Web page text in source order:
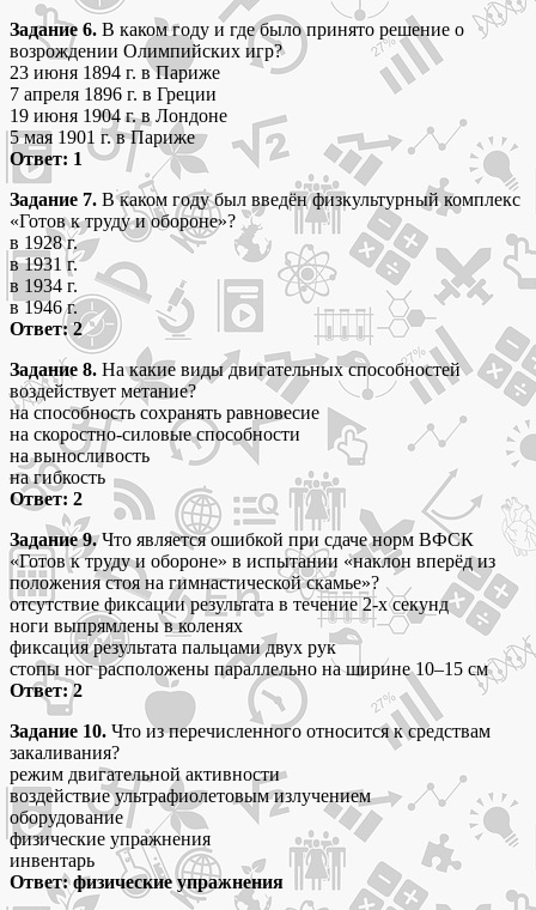
Задание 6. В каком году и где было принято решение о
возрождении Олимпийских игр?
23 июня 1894 г. в Париже
7 апреля 1896 г. в Греции
19 июня 1904 г. в Лондоне
5 мая 1901 г. в Париже
Ответ: 1
Задание 7. В каком году был введён физкультурный комплекс
«Готов к труду и обороне»?
в 1928 г.
в 1931 г.
в 1934 г.
в 1946 г.
Ответ: 2
Задание 8. На какие виды двигательных способностей
воздействует метание?
на способность сохранять равновесие
на скоростно-силовые способности
на выносливость
на гибкость
Ответ: 2
Задание 9.Что является ошибкой при сдаче норм ВФСК
«Готов к труду и обороне» в испытании «наклон вперёд из
положения стоя на гимнастической скамье»?
отсутствие фиксации результата в течение 2-х секунд
ноги выпрямлены в коленях
фиксация результата пальцами двух рук
стопы ног расположены параллельно на ширине 10–15 см
Ответ: 2
Задание 10. Что из перечисленного относится к средствам
закаливания?
режим двигательной активности
воздействие ультрафиолетовым излучением
оборудование
физические упражнения
инвентарь
Ответ: физические упражнения